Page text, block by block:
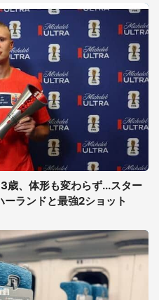
歳、体形も変わらず...スター
ランドと最強2ショット